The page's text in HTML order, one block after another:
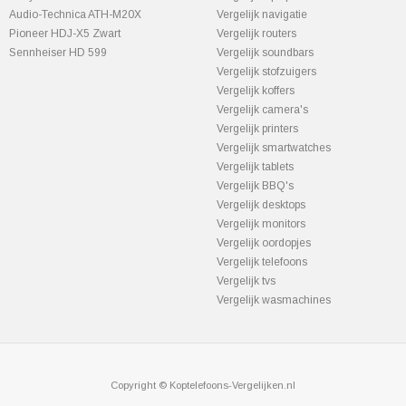
Audio-Technica ATH-M20X
Pioneer HDJ-X5 Zwart
Sennheiser HD 599
Vergelijk navigatie
Vergelijk routers
Vergelijk soundbars
Vergelijk stofzuigers
Vergelijk koffers
Vergelijk camera's
Vergelijk printers
Vergelijk smartwatches
Vergelijk tablets
Vergelijk BBQ's
Vergelijk desktops
Vergelijk monitors
Vergelijk oordopjes
Vergelijk telefoons
Vergelijk tvs
Vergelijk wasmachines
Copyright © Koptelefoons-Vergelijken.nl